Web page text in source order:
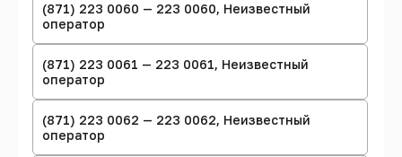
(871) 223 0060 — 223 0060, Неизвестный
оператор
(871) 223 0061 — 223 0061, Неизвестный
оператор
(871) 223 0062 — 223 0062, Неизвестный
оператор